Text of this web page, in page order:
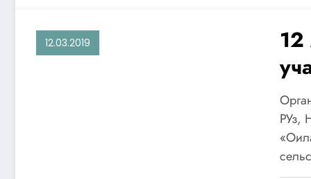
12.03.2019
РУз,